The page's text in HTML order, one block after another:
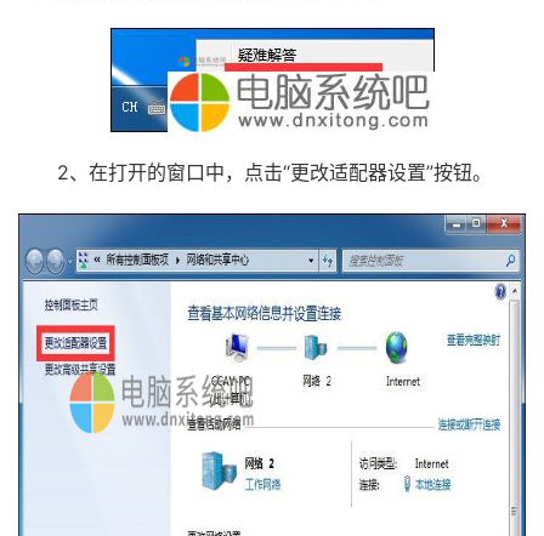
2、在打开的窗口中，点击“更改适配器设置”按钮。